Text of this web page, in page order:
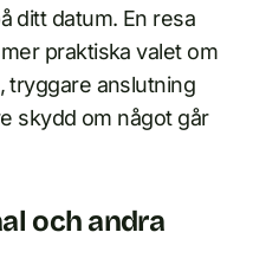
ditt datum. En resa
praktiska valet om
tryggare anslutning
skydd om något går
och andra